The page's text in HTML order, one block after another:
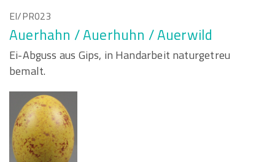
EI/PR023
Auerhahn / Auerhuhn / Auerwild
Ei-Abguss aus Gips, in Handarbeit naturgetreu
bemalt.